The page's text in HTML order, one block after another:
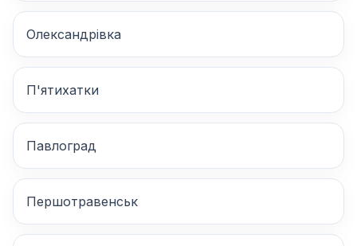
Олександрівка
П'ятихатки
Павлоград
Першотравенськ